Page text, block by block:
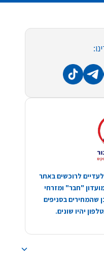
לרוכשים באתר
"חבר" ומזרחי
שהמחירים בסניפים
יהיו שונים.